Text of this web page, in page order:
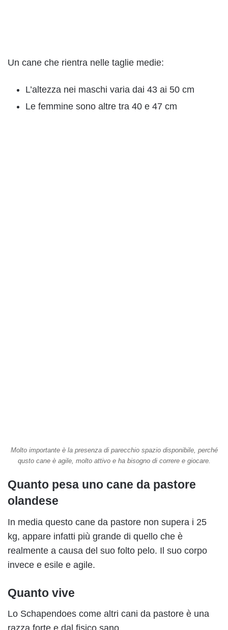
Un cane che rientra nelle taglie medie:
L’altezza nei maschi varia dai 43 ai 50 cm
Le femmine sono altre tra 40 e 47 cm
Molto importante è la presenza di parecchio spazio disponibile, perché
qusto cane è agile, molto attivo e ha bisogno di correre e giocare.
Quanto pesa uno cane da pastore
olandese
In media questo cane da pastore non supera i 25
kg, appare infatti più grande di quello che è
realmente a causa del suo folto pelo. Il suo corpo
invece e esile e agile.
Quanto vive
Lo Schapendoes come altri cani da pastore è una